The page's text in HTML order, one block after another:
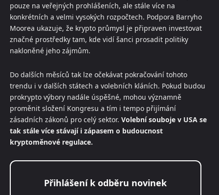
pouze na veřejných prohlášeních, ale stále více na
konkrétních a velmi vysokých rozpočtech. Podpora Barryho
Moorea ukazuje, že krypto průmysl je připraven investovat
značné prostředky tam, kde vidí šanci prosadit politiky
nakloněné jeho zájmům.
Do dalších měsíců tak lze očekávat pokračování tohoto
trendu i v dalších státech a volebních kláních. Pokud budou
prokrypto výbory nadále úspěšné, mohou významně
proměnit složení Kongresu a tím i tempo přijímání
zásadních zákonů pro celý sektor. Volební souboje v USA se
tak stále více stávají i zápasem o budoucnost
kryptoměnové regulace.
Přihlášení k odběru novinek